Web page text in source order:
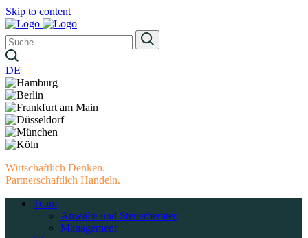
Skip to content
DE
Wirtschaftlich Denken.
Partnerschaftlich Handeln.
Team
Anwälte und Steuerberater
Management